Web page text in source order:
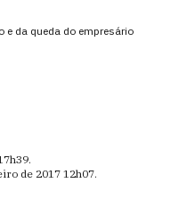
e da queda do empresário
.
de 201712h07.